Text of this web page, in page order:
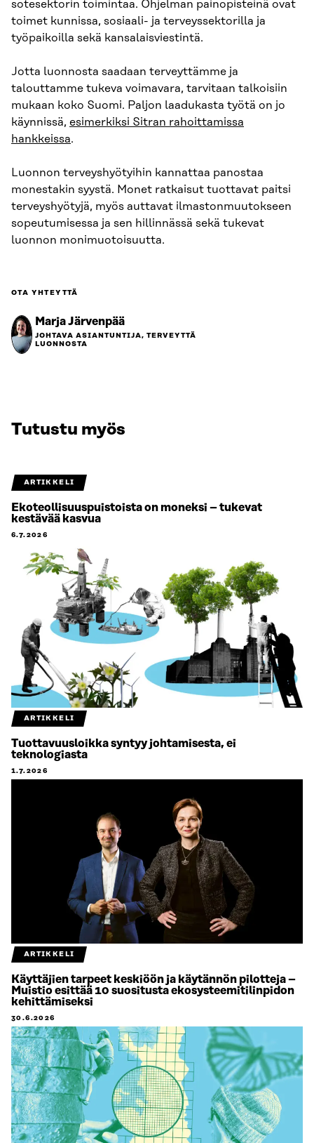
sotesektorin toimintaa. Ohjelman painopisteinä ovat
toimet kunnissa, sosiaali- ja terveyssektorilla ja
työpaikoilla sekä kansalaisviestintä.
Jotta luonnosta saadaan terveyttämme ja
talouttamme tukeva voimavara, tarvitaan talkoisiin
mukaan koko Suomi. Paljon laadukasta työtä on jo
käynnissä, esimerkiksi Sitran rahoittamissa
hankkeissa.
Luonnon terveyshyötyihin kannattaa panostaa
monestakin syystä. Monet ratkaisut tuottavat paitsi
terveyshyötyjä, myös auttavat ilmastonmuutokseen
sopeutumisessa ja sen hillinnässä sekä tukevat
luonnon monimuotoisuutta.
OTA YHTEYTTÄ
Marja Järvenpää
JOHTAVA ASIANTUNTIJA, TERVEYTTÄ
LUONNOSTA
Tutustu myös
ARTIKKELI
Ekoteollisuuspuistoista on moneksi – tukevat
kestävää kasvua
6.7.2026
ARTIKKELI
Tuottavuusloikka syntyy johtamisesta, ei
teknologiasta
1.7.2026
ARTIKKELI
Käyttäjien tarpeet keskiöön ja käytännön pilotteja –
Muistio esittää 10 suositusta ekosysteemitilinpidon
kehittämiseksi
30.6.2026